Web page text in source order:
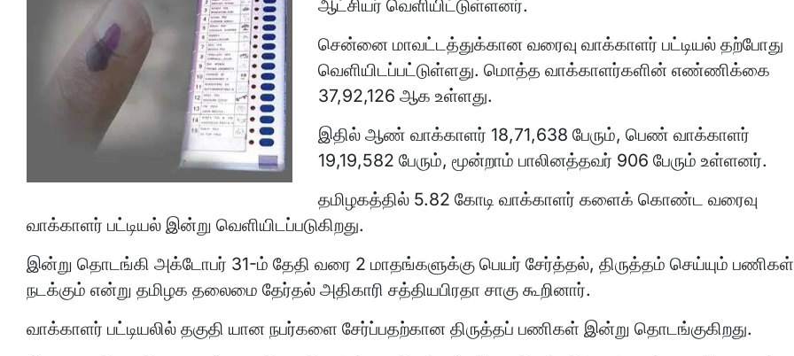
ஆட்சியர் வெளியிட்டுள்ளனர்.
சென்னை மாவட்டத்துக்கான வரைவு வாக்காளர் பட்டியல் தற்போது
வெளியிடப்பட்டுள்ளது. மொத்த வாக்காளர்களின் எண்ணிக்கை
37,92,126 ஆக உள்ளது.
இதில் ஆண் வாக்காளர் 18,71,638 பேரும், பெண் வாக்காளர்
19,19,582 பேரும், மூன்றாம் பாலினத்தவர் 906 பேரும் உள்ளனர்.
தமிழகத்தில் 5.82 கோடி வாக்காளர் களைக் கொண்ட வரைவு
வாக்காளர் பட்டியல் இன்று வெளியிடப்படுகிறது.
இன்று தொடங்கி அக்டோபர் 31-ம் தேதி வரை 2 மாதங்களுக்கு பெயர் சேர்த்தல், திருத்தம் செய்யும் பணிகள்
நடக்கும் என்று தமிழக தலைமை தேர்தல் அதிகாரி சத்தியபிரதா சாகு கூறினார்.
வாக்காளர் பட்டியலில் தகுதி யான நபர்களை சேர்ப்பதற்கான திருத்தப் பணிகள் இன்று தொடங்குகிறது.